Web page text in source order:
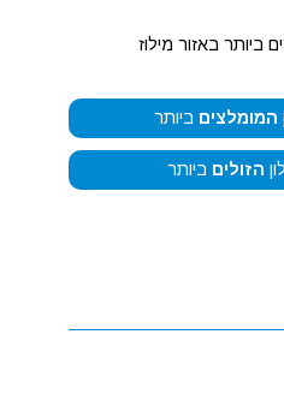
ביותר באזור מילוז
המומלצים ביותר
הזולים ביותר